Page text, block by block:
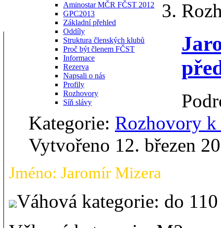
Aminostar MČR FČST 2012
GPC2013
Základní přehled
Oddíly
Struktura členských klubů
Proč být členem FČST
Informace
Rezerva
Napsali o nás
Profily
Rozhovory
Síň slávy
Kategorie: Rozhovory
Vytvořeno 12. březen
Jméno: Jaromír Mizera
Váhová kategorie: do